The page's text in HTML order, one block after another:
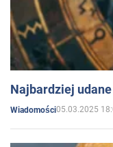
Najbardziej
Wiadomości05.03.2025